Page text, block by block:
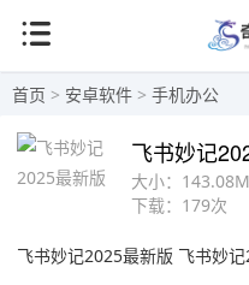
首页 > 安卓软件 > 手机办公
大小：
下载： 179次
飞书妙记
飞书妙记2025最新版 飞书妙